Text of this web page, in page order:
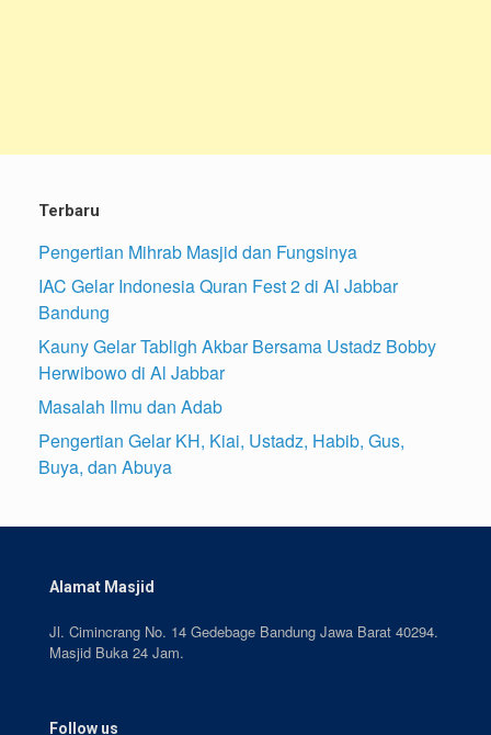
Terbaru
Pengertian Mihrab Masjid dan Fungsinya
IAC Gelar Indonesia Quran Fest 2 di Al Jabbar
Bandung
Kauny Gelar Tabligh Akbar Bersama Ustadz Bobby
Herwibowo di Al Jabbar
Masalah Ilmu dan Adab
Pengertian Gelar KH, Kiai, Ustadz, Habib, Gus,
Buya, dan Abuya
Alamat Masjid
Jl. Cimincrang No. 14 Gedebage Bandung Jawa Barat 40294.
Masjid Buka 24 Jam.
Follow us